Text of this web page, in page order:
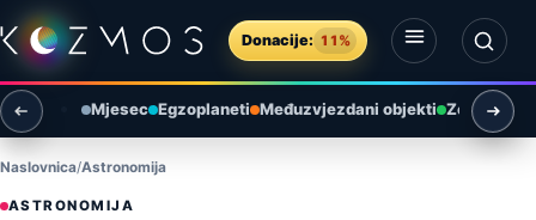
Preskoči na sadržaj
Donacije: 11%
Otvori izbornik
Otvori pretragu
Mjesec Egzoplaneti Međuzvjezdani objekti Zemlja i
Naslovnica Astronomija
ASTRONOMIJA